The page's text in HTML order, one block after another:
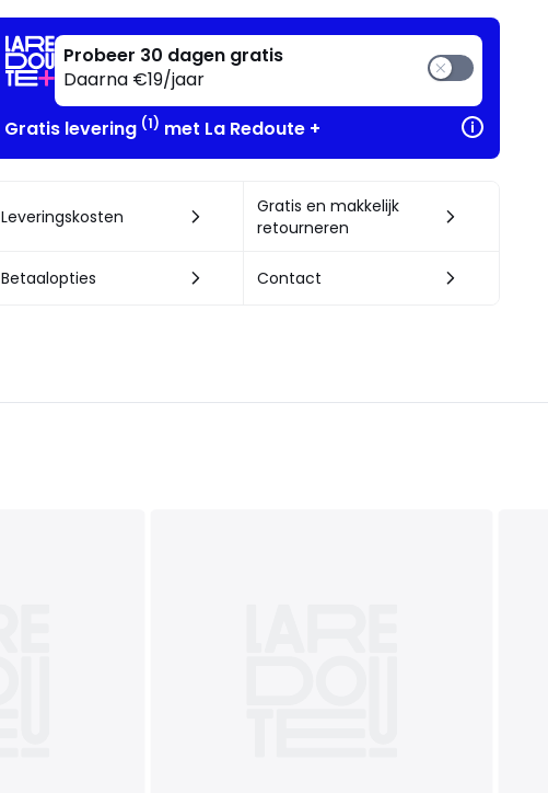
Probeer 30 dagen gratis
Daarna €19/jaar
Gratis levering (1) met La Redoute +
Leveringskosten
Gratis en makkelijk
retourneren
Betaalopties Contact